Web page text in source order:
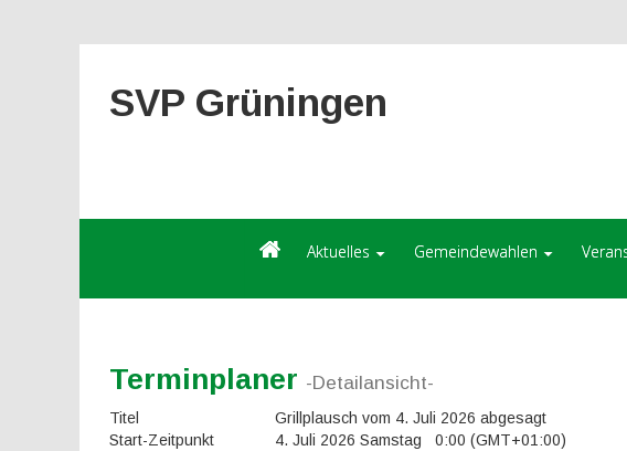
SVP Grüningen
Aktuelles Gemeindewahlen
Terminplaner -Detailansicht-
Titel
Grillplausch vom 4. Juli 2026 abgesagt
Start-Zeitpunkt
4. Juli 2026 Samstag 0:00 (GMT+01:00)